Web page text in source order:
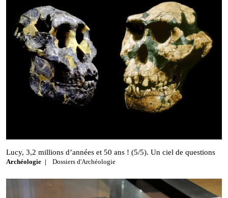
Lucy, 3,2 millions d’années et 50 ans ! (5/5). Un ciel de questions
Archéologie Dossiers d'Archéologie